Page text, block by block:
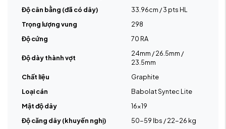
Độ cân bằng (đã có dây)
33.96cm / 3 pts HL
Trọng lượng vung
298
Độ cứng
70 RA
Độ dày thành vợt
24mm / 26.5mm /
23.5mm
Chất liệu
Graphite
Loại cán
Babolat Syntec Lite
Mật độ dây
16x19
Độ căng dây (khuyến nghị)
50-59 lbs / 22-26 kg